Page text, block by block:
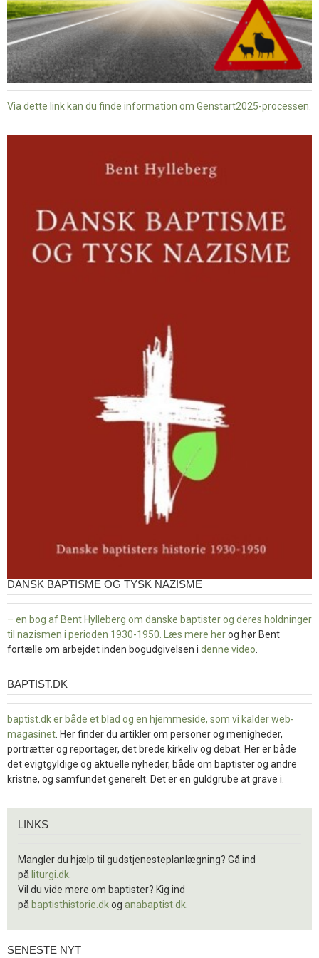
Via dette link kan du finde information om Genstart2025-processen.
DANSK BAPTISME OG TYSK NAZISME
– en bog af Bent Hylleberg om danske baptister og deres holdninger
til nazismen i perioden 1930-1950. Læs mere herog hør Bent
fortælle om arbejdet inden bogudgivelsen i denne video.
baptist.dk
BAPTIST.DK
baptist.dk er både et blad og en hjemmeside, som vi kalder web-
magasinet. Her finder du artikler om personer og menigheder,
portrætter og reportager, det brede kirkeliv og debat. Her er både
det evigtgyldige og aktuelle nyheder, både om baptister og andre
kristne, og samfundet generelt. Det er en guldgrube at grave i.
LINKS
Mangler du hjælp til gudstjenesteplanlægning? Gå ind
på liturgi.dk.
Vil du vide mere om baptister? Kig ind
på baptisthistorie.dkog anabaptist.dk.
Seneste
SENESTE NYT